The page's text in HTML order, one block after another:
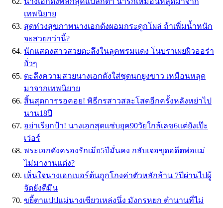
เทพนิยาย
สุดห่วงสุขภาพนางเอกดังผอมกระดูกโผล่ ถ้าเพิ่มน้ำหนัก
จะสวยกว่านี้?
นักแสดงสาวสวยตะลึงในลุคพรมแดง โนบราเผยผิวออร่า
ยั่วๆ
ตะลึงความสวยนางเอกดังใส่ชุดนกยูงขาว เหมือนหลุด
มาจากเทพนิยาย
สิ้นสุดการรอคอย! พิธีกรสาวสละโสดอีกครั้งหลังหย่าไป
นาน18ปี
อย่าเรียกป้า! นางเอกสุดแซ่บยุค90วัยใกล้เลข6แต่ยังเป๊ะ
เว่อร์
พระเอกดังครองรักเมีย5ปีมั่นคง กลับเจอขุดอดีตพ่อแม่
ไม่มางานแต่ง?
เห็นใจนางเอกเบอร์ต้นถูกโกงค่าตัวหลักล้าน 7ปีผ่านไปผู้
จัดยังตีมึน
ขยี้ตาแปปแม่นางเซียวเหล่งนึ่ง มังกรหยก ตำนานที่ไม่